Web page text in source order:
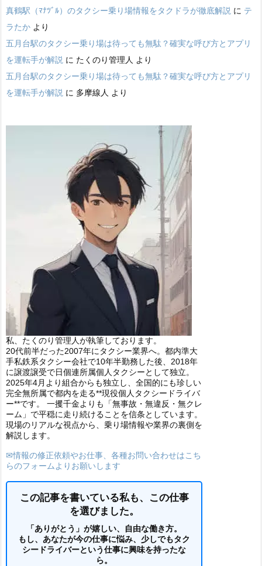
真鶴駅（ﾏﾅﾂﾞﾙ）のタクシー乗り場情報をタクドラが徹底解説 に テ
ラたか より
五月台駅のタクシー乗り場は待っても無駄？確実な呼び方とアプリ
を運転手が解説 に たくのり管理人 より
五月台駅のタクシー乗り場は待っても無駄？確実な呼び方とアプリ
を運転手が解説 に 多摩線人 より
私、たくのり管理人が執筆しております。
20代前半だった2007年にタクシー業界へ。都内準大
手私鉄系タクシー会社で10年半勤務した後、2018年
に譲渡譲受で日個連所属個人タクシーとして独立。
2025年4月より組合からも独立し、全国的にも珍しい
完全無所属で都内を走る**現役個人タクシードライバ
ー**です。 一攫千金よりも「無事故・無違反・無クレ
ーム」で平穏に走り続けることを信条としています。
現場のリアルな視点から、乗り場情報や業界の裏側を
解説します。
✉情報の修正依頼やお仕事、各種お問い合わせはこち
らのフォームよりお願いします
この記事を書いている私も、この仕事
を選びました。
「ありがとう」が嬉しい、自由な働き方。
もし、あなたが今の仕事に悩み、少しでもタク
シードライバーという仕事に興味を持ったな
ら。